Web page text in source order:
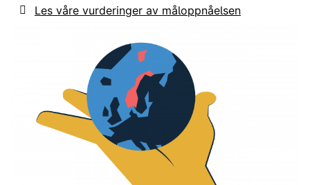
Les våre vurderinger av måloppnåelsen